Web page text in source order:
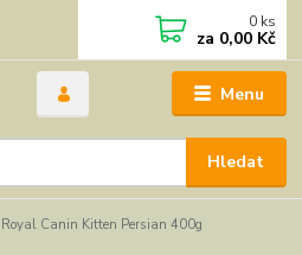
Menu
Hledat
0 ks
za 0,00 Kč
Royal Canin Kitten Persian 400g